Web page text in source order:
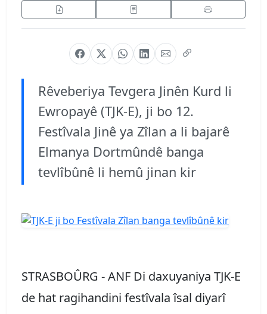
Rêveberiya Tevgera Jinên Kurd li
Ewropayê (TJK-E), ji bo 12.
Festîvala Jinê ya Zîlan a li bajarê
Elmanya Dortmûndê banga
tevlîbûnê li hemû jinan kir
STRASBOÛRG - ANF Di daxuyaniya TJK-E
de hat ragihandini festîvala îsal diyarî